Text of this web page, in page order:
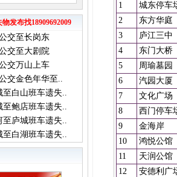
物发布找18909692009
交至长岗东
交至大剧院
交万山上车
交金色年华至..
至白山班车遗失..
至鲍店班车遗失..
至庐城班车遗失..
至白湖班车遗失..
1
城东停车
2
东方华庭
3
庐江三中
4
东门大桥
5
周瑜墓园
6
汽园大厦
7
文化广场
8
西门停车
9
金海岸
10
鸿悦公馆
11
天润公馆
12
安德利广